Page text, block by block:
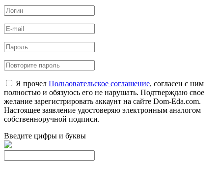
Я прочел Пользовательское соглашение, согласен с ним
полностью и обязуюсь его не нарушать. Подтверждаю свое
желание зарегистрировать аккаунт на сайте Dom-Eda.com.
Настоящее заявление удостоверяю электронным аналогом
собственноручной подписи.
Введите цифры и буквы